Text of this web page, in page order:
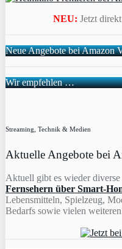
NEU: Jetzt
Neue Angebote bei Amazon
Wir empfehlen …
Streaming, Technik & Medien
Aktuelle Angebote bei
Aktuell gibt es wieder
Fernsehern über Smart-
Lebensmitteln, Spielzeug,
Bedarfs sowie vielen